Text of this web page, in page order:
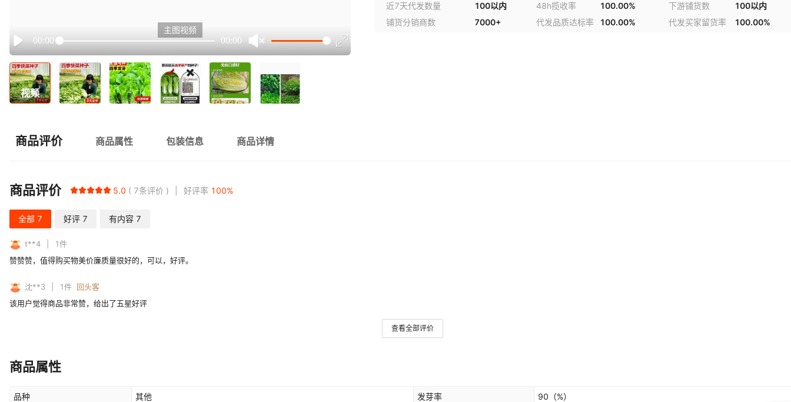
Play
00:00 00:00
主图视频
视频
黄秋葵种子5克（原厂）+送有机肥 奶油生菜约500粒（原厂）+送有机肥
近7天代发数量
100以内 48h揽收率 100.00% 下游铺货数
100以内
铺货分销商数
7000+ 代发品质达标率 100.00% 代发买家留货率 100.00%
商品评价 商品属性 包装信息 商品详情
商品评价 5.0 7条评价 好评率 100%
全部 7 好评 7 有内容 7
t**4 1件
赞赞赞，值得购买物美价廉质量很好的，可以，好评。
沈**3 1件 回头客
该用户觉得商品非常赞，给出了五星好评
查看全部评价
商品属性
品种 其他 发芽率 90 （%）